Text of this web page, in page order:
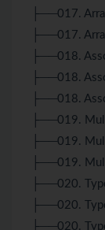
├──017.
├──017.
├──018.
├──018.
├──018.
├──019.
├──019.
├──019.
├──020.
├──020.
├──020.